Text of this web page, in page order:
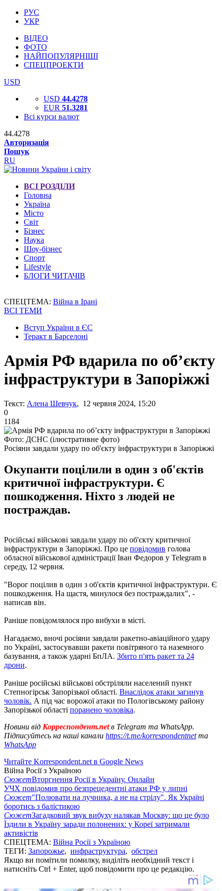
РУС
УКР
ВІДЕО
ФОТО
НАЙПОПУЛЯРНІШІ
СПЕЦПРОЕКТИ
USD
USD 44.4278
EUR 51.3281
Всі курси валют
44.4278
Авторизація
Пошук
RU
ВСІ РОЗДІЛИ
Головна
Україна
Місто
Світ
Бізнес
Наука
Шоу-бізнес
Спорт
Lifestyle
БЛОГИ ЧИТАЧІВ
СПЕЦТЕМА: Війна в Ірані
ВСІ ТЕМИ
Вступ України в ЄС
Теракт в Барселоні
Армія РФ вдарила по обʼєкту
інфраструктури в Запоріжжі
Текст: Алена Шевчук, 12 червня 2024, 15:20
0
1184
Фото: ДСНС (ілюстративне фото)
Росіяни завдали удару по об'єкту інфраструктури в Запоріжжі
Окупанти поцілили в один з об'єктів
критичної інфраструктури. Є
пошкодження. Ніхто з людей не
постраждав.
Російські військові завдали удару по об'єкту критичної
інфраструктури в Запоріжжі. Про це повідомив голова
обласної військової адміністрації Іван Федоров у Telegram в
середу, 12 червня.
"Ворог поцілив в один з об'єктів критичної інфраструктури. Є
пошкодження. На щастя, минулося без постраждалих", -
написав він.
Раніше повідомлялося про вибухи в місті.
Нагадаємо, вночі росіяни завдали ракетно-авіаційного удару
по Україні, застосувавши ракети повітряного та наземного
базування, а також ударні БпЛА. Збито п'ять ракет та 24
дрони.
Раніше російські військові обстріляли населений пункт
Степногірськ Запорізької області. Внаслідок атаки загинув
чоловік. А під час ворожої атаки по Пологівському району
Запорізької області поранено чоловіка.
Новини від Корреспондент.netв Telegram та WhatsApp.
Підписуйтесь на наші канали https://t.me/korrespondentnetта
WhatsApp
Читайте Korrespondent.net в Google News
Війна Росії з Україною
СюжетВторгнення Росії в Україну. Онлайн
УЧХ повідомив про безпрецедентні атаки РФ у липні
Сюжет"Полювати на лучника, а не на стрілу". Як Україні
боротись з балістикою
СюжетЗагадковий звук вибуху налякав Москву: що це було
Їздили в Україну заради полонених: у Кореї затримали
активістів
СПЕЦТЕМА: Війна Росії з Україною
ТЕГИ: Запорожье, инфраструктура, обстрел
Якщо ви помітили помилку, виділіть необхідний текст і
натисніть Ctrl + Enter, щоб повідомити про це редакцію.